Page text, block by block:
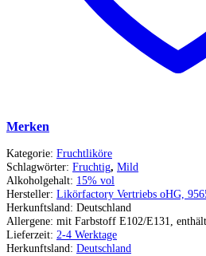
Merken
Kategorie: Fruchtliköre
Schlagwörter: Fruchtig, Mild
Alkoholgehalt: 15% vol
Hersteller: Likörfactory Vertriebs oHG,
Herkunftsland: Deutschland
Allergene: mit Farbstoff E102/E131,
Lieferzeit: 2-4 Werktage
Herkunftsland: Deutschland